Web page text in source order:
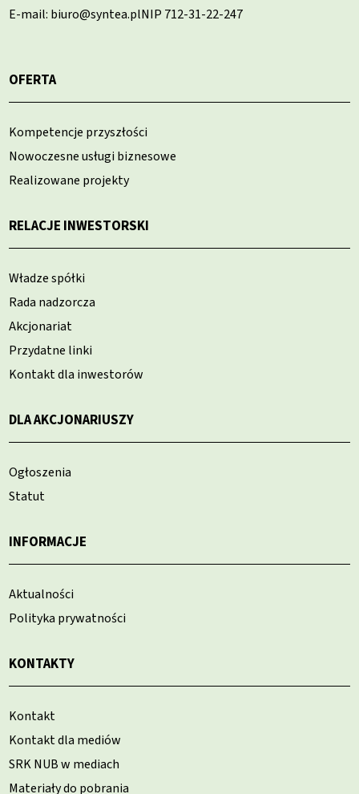
E-mail: biuro@syntea.plNIP 712-31-22-247
OFERTA
Kompetencje przyszłości
Nowoczesne usługi biznesowe
Realizowane projekty
RELACJE INWESTORSKI
Władze spółki
Rada nadzorcza
Akcjonariat
Przydatne linki
Kontakt dla inwestorów
DLA AKCJONARIUSZY
Ogłoszenia
Statut
INFORMACJE
Aktualności
Polityka prywatności
KONTAKTY
Kontakt
Kontakt dla mediów
SRK NUB w mediach
Materiały do pobrania